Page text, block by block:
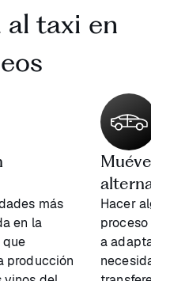
taxi en
más
en la
producción
Hacer
proceso
a adaptar